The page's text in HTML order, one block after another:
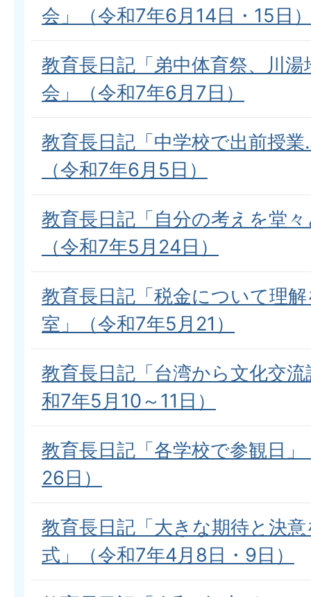
会」（令和7年6月14日・15日
教育長日記「弟中体育祭、川
会」（令和7年6月7日）
教育長日記「中学校で出前授
（令和7年6月5日）
教育長日記「自分の考えを堂
（令和7年5月24日）
教育長日記「税金について理
室」（令和7年5月21）
教育長日記「台湾から文化交
和7年5月10～11日）
教育長日記「各学校で参観日
26日）
教育長日記「大きな期待と決
式」（令和7年4月8日・9日）